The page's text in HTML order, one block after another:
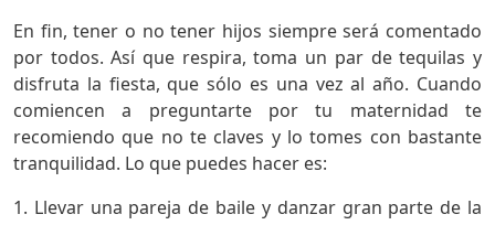
En fin, tener o no tener hijos siempre será comentado
por todos. Así que respira, toma un par de tequilas y
disfruta la fiesta, que sólo es una vez al año. Cuando
comiencen a preguntarte por tu maternidad te
recomiendo que no te claves y lo tomes con bastante
tranquilidad. Lo que puedes hacer es:
1. Llevar una pareja de baile y danzar gran parte de la